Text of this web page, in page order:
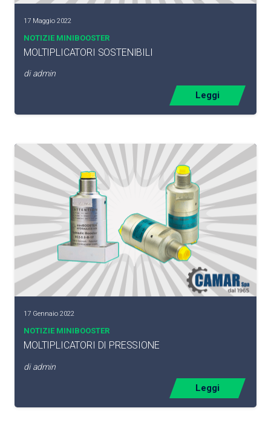
17 Maggio 2022
NOTIZIE MINIBOOSTER
MOLTIPLICATORI SOSTENIBILI
di admin
Leggi
17 Gennaio 2022
NOTIZIE MINIBOOSTER
MOLTIPLICATORI DI PRESSIONE
di admin
Leggi